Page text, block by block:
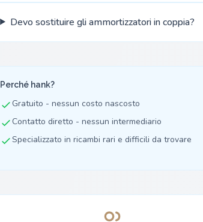
Devo sostituire gli ammortizzatori in coppia?
Perché hank?
Gratuito - nessun costo nascosto
Contatto diretto - nessun intermediario
Specializzato in ricambi rari e difficili da trovare